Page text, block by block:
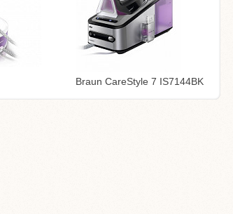
Braun CareStyle 7 IS7144BK